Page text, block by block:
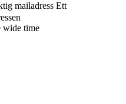
mailadress Ett
wide time